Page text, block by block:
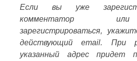
Если вы уже
комментатор
зарегистрироваться,
действующий email. При
указанный адрес придет